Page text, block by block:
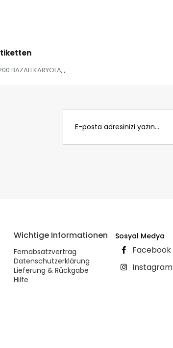
BAZALI KARYOLA, ,
Wichtige Informationen
Fernabsatzvertrag
Datenschutzerklärung
Lieferung & Rückgabe
Hilfe
Sosyal Medya
Facebook
Instagram